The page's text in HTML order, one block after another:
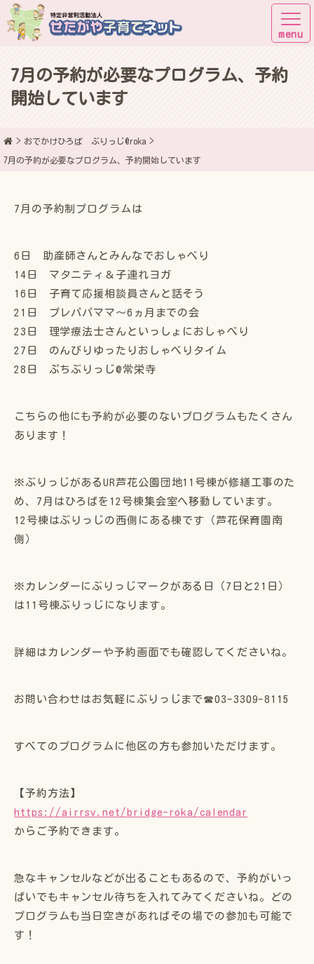
子育てしながら街に出よう！
7月の予約が必要なプログラム、予約
開始しています
おでかけひろば ぶりっじ@roka
7月の予約が必要なプログラム、予約開始しています
7月の予約制プログラムは
6日 助産師さんとみんなでおしゃべり
14日 マタニティ＆子連れヨガ
16日 子育て応援相談員さんと話そう
21日 プレパパママ〜6ヵ月までの会
23日 理学療法士さんといっしょにおしゃべり
27日 のんびりゆったりおしゃべりタイム
28日 ぷちぶりっじ@常栄寺
こちらの他にも予約が必要のないプログラムもたくさん
あります！
※ぶりっじがあるUR芦花公園団地11号棟が修繕工事のた
め、7月はひろばを12号棟集会室へ移動しています。
12号棟はぶりっじの西側にある棟です（芦花保育園南
側）
※カレンダーにぶりっじマークがある日（7日と21日）
は11号棟ぶりっじになります。
詳細はカレンダーや予約画面でも確認してくださいね。
お問い合わせはお気軽にぶりっじまで☎03-3309-8115
すべてのプログラムに他区の方も参加いただけます。
【予約方法】
https://airrsv.net/bridge-roka/calendar
からご予約できます。
急なキャンセルなどが出ることもあるので、予約がいっ
ぱいでもキャンセル待ちを入れてみてくださいね。どの
プログラムも当日空きがあればその場での参加も可能で
す！